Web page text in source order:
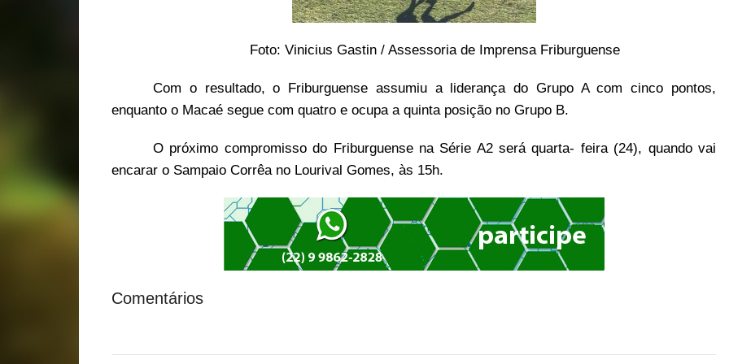
Foto: Vinicius Gastin / Assessoria de Imprensa Friburguense
Com o resultado, o Friburguense assumiu a liderança do Grupo A com cinco pontos,
enquanto o Macaé segue com quatro e ocupa a quinta posição no Grupo B.
O próximo compromisso do Friburguense na Série A2 será quarta- feira (24), quando vai
encarar o Sampaio Corrêa no Lourival Gomes, às 15h.
Comentários